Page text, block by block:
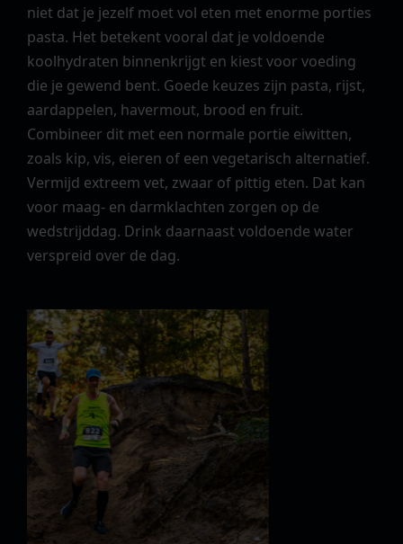
niet dat je jezelf moet vol eten met enorme porties
pasta. Het betekent vooral dat je voldoende
koolhydraten binnenkrijgt en kiest voor voeding
die je gewend bent. Goede keuzes zijn pasta, rijst,
aardappelen, havermout, brood en fruit.
Combineer dit met een normale portie eiwitten,
zoals kip, vis, eieren of een vegetarisch alternatief.
Vermijd extreem vet, zwaar of pittig eten. Dat kan
voor maag- en darmklachten zorgen op de
wedstrijddag. Drink daarnaast voldoende water
verspreid over de dag.